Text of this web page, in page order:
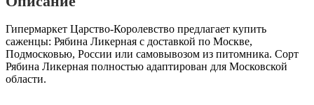
Гипермаркет Царство-Королевство предлагает купить
саженцы: Рябина Ликерная с доставкой по Москве,
Подмосковью, России или самовывозом из питомника. Сорт
Рябина Ликерная полностью адаптирован для Московской
области.